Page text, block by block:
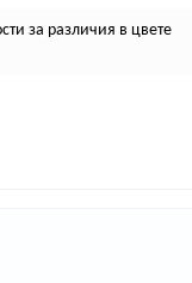
за различия в цвете